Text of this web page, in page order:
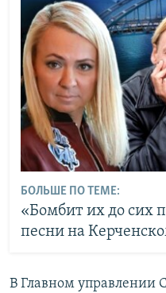
БОЛЬШЕ ПО ТЕМЕ:
«Бомбит их до сих
песни на
В Главном управлении